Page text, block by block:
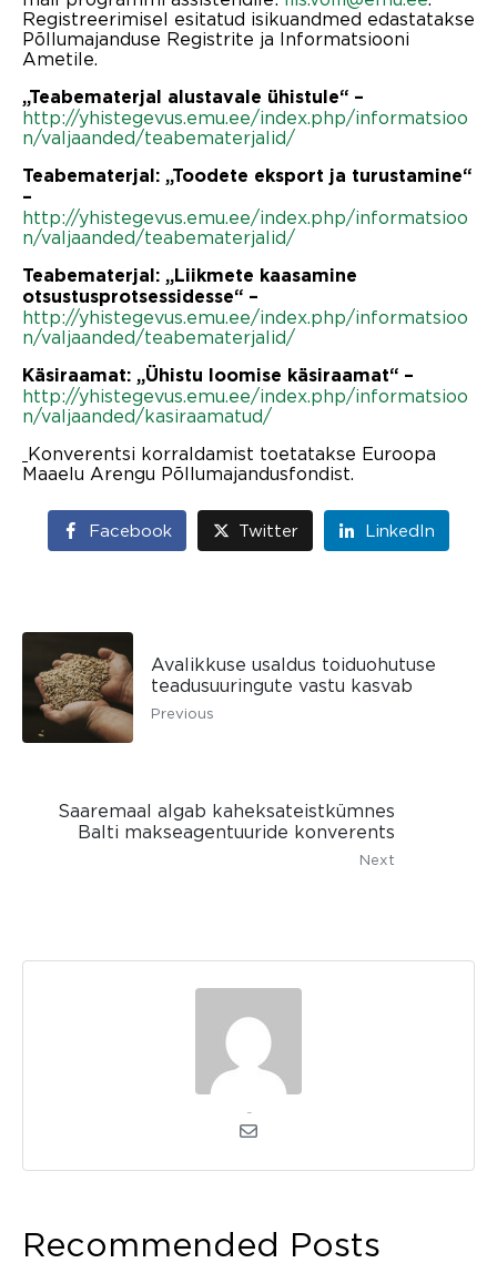
Registreerimisel esitatud isikuandmed edastatakse
Põllumajanduse Registrite ja Informatsiooni
Ametile.
„Teabematerjal alustavale ühistule“ –
http://yhistegevus.emu.ee/index.php/informatsioo
n/valjaanded/teabematerjalid/
Teabematerjal: „Toodete eksport ja turustamine“
–
http://yhistegevus.emu.ee/index.php/informatsioo
n/valjaanded/teabematerjalid/
Teabematerjal: „Liikmete kaasamine
otsustusprotsessidesse“ –
http://yhistegevus.emu.ee/index.php/informatsioo
n/valjaanded/teabematerjalid/
Käsiraamat: „Ühistu loomise käsiraamat“ –
http://yhistegevus.emu.ee/index.php/informatsioo
n/valjaanded/kasiraamatud/
Konverentsi korraldamist toetatakse Euroopa
Maaelu Arengu Põllumajandusfondist.
Facebook Twitter LinkedIn
Avalikkuse usaldus toiduohutuse
teadusuuringute vastu kasvab
Previous
Saaremaal algab kaheksateistkümnes
Balti makseagentuuride konverents
Next
Recommended Posts